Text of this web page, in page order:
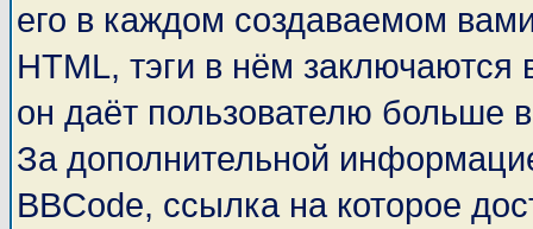
его в каждом создаваемом
HTML, тэги в нём заключаются
он даёт пользователю больше
За дополнительной
BBCode, ссылка на которое